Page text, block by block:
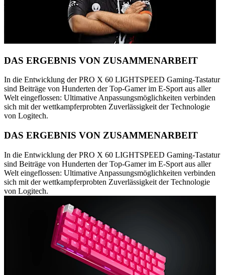
DAS ERGEBNIS VON ZUSAMMENARBEIT
In die Entwicklung der PRO X 60 LIGHTSPEED Gaming-Tastatur
sind Beiträge von Hunderten der Top-Gamer im E-Sport aus aller
Welt eingeflossen: Ultimative Anpassungsmöglichkeiten verbinden
sich mit der wettkampferprobten Zuverlässigkeit der Technologie
von Logitech.
DAS ERGEBNIS VON ZUSAMMENARBEIT
In die Entwicklung der PRO X 60 LIGHTSPEED Gaming-Tastatur
sind Beiträge von Hunderten der Top-Gamer im E-Sport aus aller
Welt eingeflossen: Ultimative Anpassungsmöglichkeiten verbinden
sich mit der wettkampferprobten Zuverlässigkeit der Technologie
von Logitech.